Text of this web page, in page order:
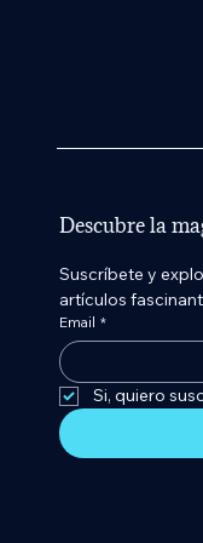
Descubre la
Suscríbete y
artículos
Email *